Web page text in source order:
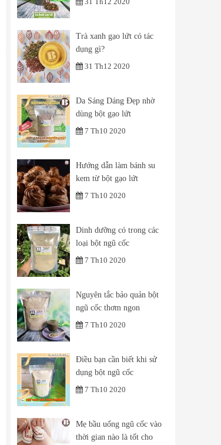
Trà xanh gạo lứt có tác
dụng gì?
31 Th12 2020
Da Sáng Dáng Đẹp nhờ
dùng bột gạo lứt
7 Th10 2020
Hướng dẫn làm bánh su
kem từ bột gạo lứt
7 Th10 2020
Dinh dưỡng có trong các
loại bột ngũ cốc
7 Th10 2020
Nguyên tắc bảo quản bột
ngũ cốc thơm ngon
7 Th10 2020
Điều bạn cần biết khi sử
dụng bột ngũ cốc
7 Th10 2020
Mẹ bầu uống ngũ cốc vào
thời gian nào là tốt cho